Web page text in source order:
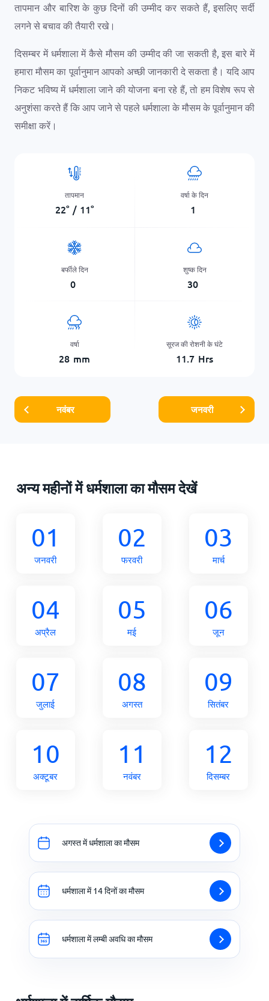
तापमान और बारिश के कुछ दिनों की उम्मीद कर सकते हैं, इसलिए सर्दी
लगने से बचाव की तैयारी रखे।
दिसम्बर में धर्मशाला में कैसे मौसम की उम्मीद की जा सकती है, इस बारे में
हमारा मौसम का पूर्वानुमान आपको अच्छी जानकारी दे सकता है। यदि आप
निकट भविष्य में धर्मशाला जाने की योजना बना रहे हैं, तो हम विशेष रूप से
अनुशंसा करते हैं कि आप जाने से पहले धर्मशाला के मौसम के पूर्वानुमान की
समीक्षा करें।
तापमान
22° / 11°
वर्षा के दिन
1
बर्फीले दिन
0
शुष्क दिन
30
वर्षा
28 mm
सूरज की रोशनी के घंटे
11.7 Hrs
नवंबर जनवरी
अन्य महीनों में धर्मशाला का मौसम देखें
01
जनवरी
02
फरवरी
03
मार्च
04
अप्रैल
05
मई
06
जून
07
जुलाई
08
अगस्त
09
सितंबर
10
अक्टूबर
11
नवंबर
12
दिसम्बर
अगस्त में धर्मशाला का मौसम
धर्मशाला में 14 दिनों का मौसम
धर्मशाला में लम्बी अवधि का मौसम